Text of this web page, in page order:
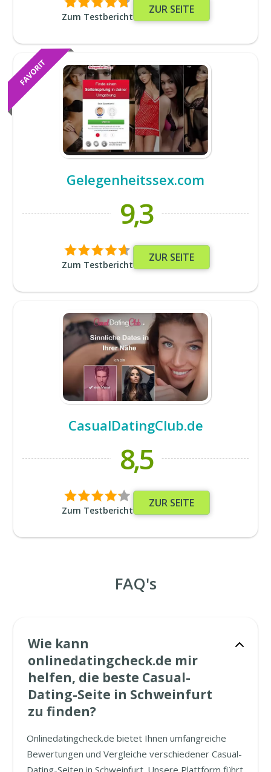
Zum Testbericht
ZUR SEITE
Gelegenheitssex.com
9,3
Zum Testbericht
ZUR SEITE
CasualDatingClub.de
8,5
Zum Testbericht
ZUR SEITE
FAQ's
Wie kann
onlinedatingcheck.de mir
helfen, die beste Casual-
Dating-Seite in Schweinfurt
zu finden?
Onlinedatingcheck.de bietet Ihnen umfangreiche
Bewertungen und Vergleiche verschiedener Casual-
Dating-Seiten in Schweinfurt. Unsere Plattform führt